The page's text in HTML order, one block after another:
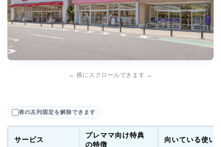
← 横にスクロールできます →
表の左列固定を解除できます
サービス
プレママ向け特典
の特徴
向いている使い